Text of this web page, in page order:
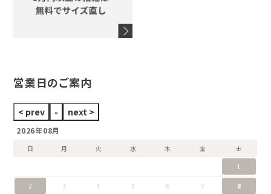
ウノアエレ
タグホイヤー
営業日のご案内
2026年08月
日 月 火 水 木 金
土
1
2 3 4 5 6 7 8